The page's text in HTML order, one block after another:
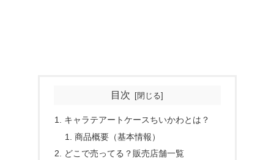
目次
キャラテアートケースちいかわとは？
商品概要（基本情報）
どこで売ってる？販売店舗一覧